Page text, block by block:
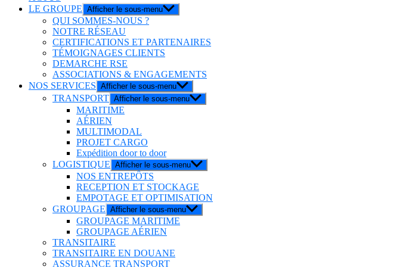
LE GROUPE Afficher le sous-menu
QUI SOMMES-NOUS ?
NOTRE RÉSEAU
CERTIFICATIONS ET PARTENAIRES
TÉMOIGNAGES CLIENTS
DEMARCHE RSE
ASSOCIATIONS & ENGAGEMENTS
NOS SERVICES Afficher le sous-menu
TRANSPORT Afficher le sous-menu
MARITIME
AÉRIEN
MULTIMODAL
PROJET CARGO
Expédition door to door
LOGISTIQUE Afficher le sous-menu
NOS ENTREPÔTS
RECEPTION ET STOCKAGE
EMPOTAGE ET OPTIMISATION
GROUPAGE Afficher le sous-menu
GROUPAGE MARITIME
GROUPAGE AÉRIEN
TRANSITAIRE
TRANSITAIRE EN DOUANE
ASSURANCE TRANSPORT